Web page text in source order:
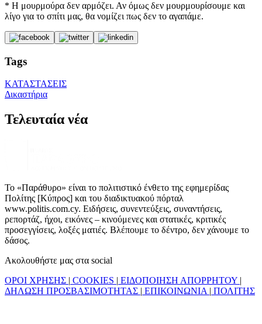
* Η μουρμούρα δεν αρμόζει. Αν όμως δεν μουρμουρίσουμε και
λίγο για το σπίτι μας, θα νομίζει πως δεν το αγαπάμε.
Tags
ΚΑΤΑΣΤΑΣΕΙΣ
Δικαστήρια
Τελευταία νέα
Το «Παράθυρο» είναι το πολιτιστικό ένθετο της εφημερίδας
Πολίτης [Κύπρος] και του διαδικτυακού πόρταλ
www.politis.com.cy. Ειδήσεις, συνεντεύξεις, συναντήσεις,
ρεπορτάζ, ήχοι, εικόνες – κινούμενες και στατικές, κριτικές
προσεγγίσεις, λοξές ματιές. Βλέπουμε το δέντρο, δεν χάνουμε το
δάσος.
Ακολουθήστε μας στα social
ΟΡΟΙ ΧΡΗΣΗΣ | COOKIES | ΕΙΔΟΠΟΙΗΣΗ ΑΠΟΡΡΗΤΟΥ |
ΔΗΛΩΣΗ ΠΡΟΣΒΑΣΙΜΟΤΗΤΑΣ | ΕΠΙΚΟΙΝΩΝΙΑ | ΠΟΛΙΤΗΣ